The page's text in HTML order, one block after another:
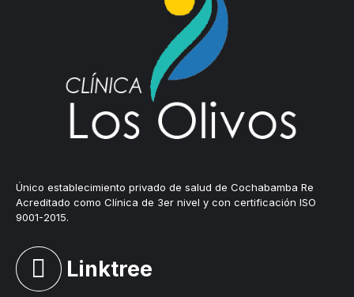
Único establecimiento privado de salud de Cochabamba Re
Acreditado como Clínica de 3er nivel y con certificación ISO
9001-2015.
Linktree